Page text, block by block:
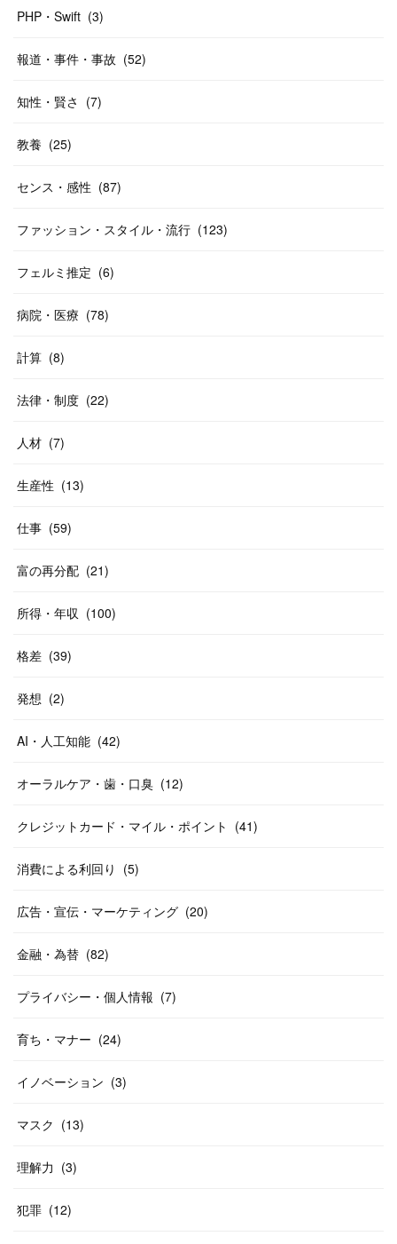
PHP・Swift (3)
報道・事件・事故 (52)
知性・賢さ (7)
教養 (25)
センス・感性 (87)
ファッション・スタイル・流行 (123)
フェルミ推定 (6)
病院・医療 (78)
計算 (8)
法律・制度 (22)
人材 (7)
生産性 (13)
仕事 (59)
富の再分配 (21)
所得・年収 (100)
格差 (39)
発想 (2)
AI・人工知能 (42)
オーラルケア・歯・口臭 (12)
クレジットカード・マイル・ポイント (41)
消費による利回り (5)
広告・宣伝・マーケティング (20)
金融・為替 (82)
プライバシー・個人情報 (7)
育ち・マナー (24)
イノベーション (3)
マスク (13)
理解力 (3)
犯罪 (12)